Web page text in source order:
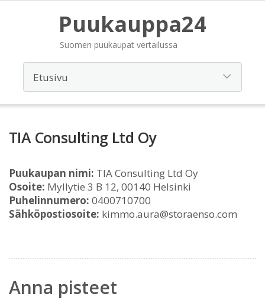
Puukauppa24
Suomen puukaupat vertailussa
TIA Consulting Ltd Oy
Puukaupan nimi: TIA Consulting Ltd Oy
Osoite: Myllytie 3 B 12, 00140 Helsinki
Puhelinnumero: 0400710700
Sähköpostiosoite: kimmo.aura@storaenso.com
Anna pisteet